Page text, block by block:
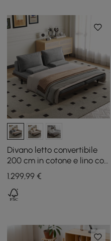
Divano letto convertibile
200 cm in cotone e lino con
cuscini
1.299,99 €